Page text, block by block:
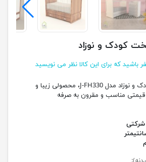
کودک و نوزاد
باشید که برای این کالا نظر می نویسید
سرویس کمد و تخت کودک و نوزاد مدل J-FH330، محصولی زیبا و
و قیمتی مناسب و مقرون به صرفه
شرکتی